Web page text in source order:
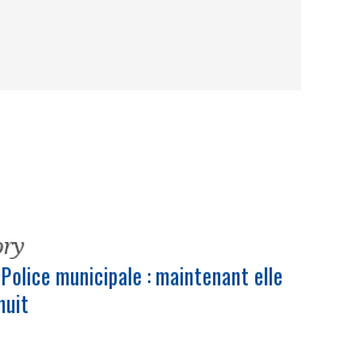
municipale : maintenant elle